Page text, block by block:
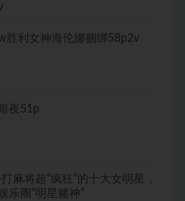
胜利女神海伦娜捆绑58p2v
夜51p
麻将超“疯狂”的十大女明星，
乐圈“明星赌神”